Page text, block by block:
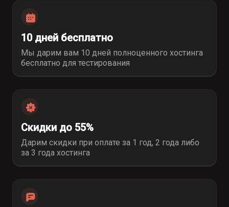
10 дней бесплатно
Мы дарим вам 10 дней полноценного хостинга
бесплатно для тестирования
Скидки до 55%
Дарим скидки при оплате за 1 год, 2 года либо
за 3 года хостинга